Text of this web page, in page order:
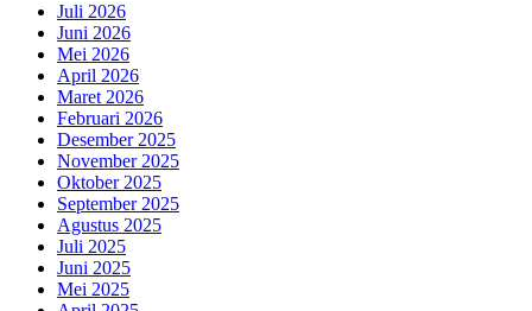
Juli 2026
Juni 2026
Mei 2026
April 2026
Maret 2026
Februari 2026
Desember 2025
November 2025
Oktober 2025
September 2025
Agustus 2025
Juli 2025
Juni 2025
Mei 2025